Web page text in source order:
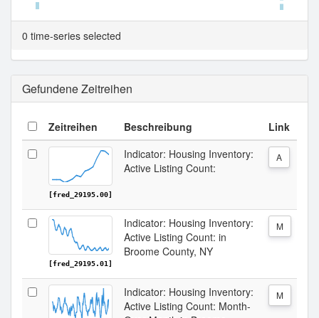
Tabellenansicht.
0 time-series selected
Gefundene Zeitreihen
Zeitreihen Beschreibung Link
[fred_29195.00]
Indicator: Housing Inventory:
Active Listing Count:
A
[fred_29195.01]
Indicator: Housing Inventory:
Active Listing Count: in
Broome County, NY
M
Indicator: Housing Inventory:
Active Listing Count: Month-
M